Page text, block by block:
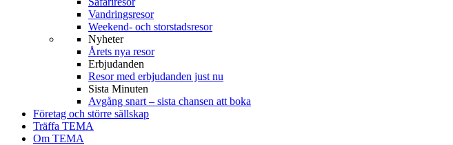
Vandringsresor
Weekend- och storstadsresor
Nyheter
Årets nya resor
Erbjudanden
Resor med erbjudanden just nu
Sista Minuten
Avgång snart – sista chansen att boka
Företag och större sällskap
Träffa TEMA
Om TEMA